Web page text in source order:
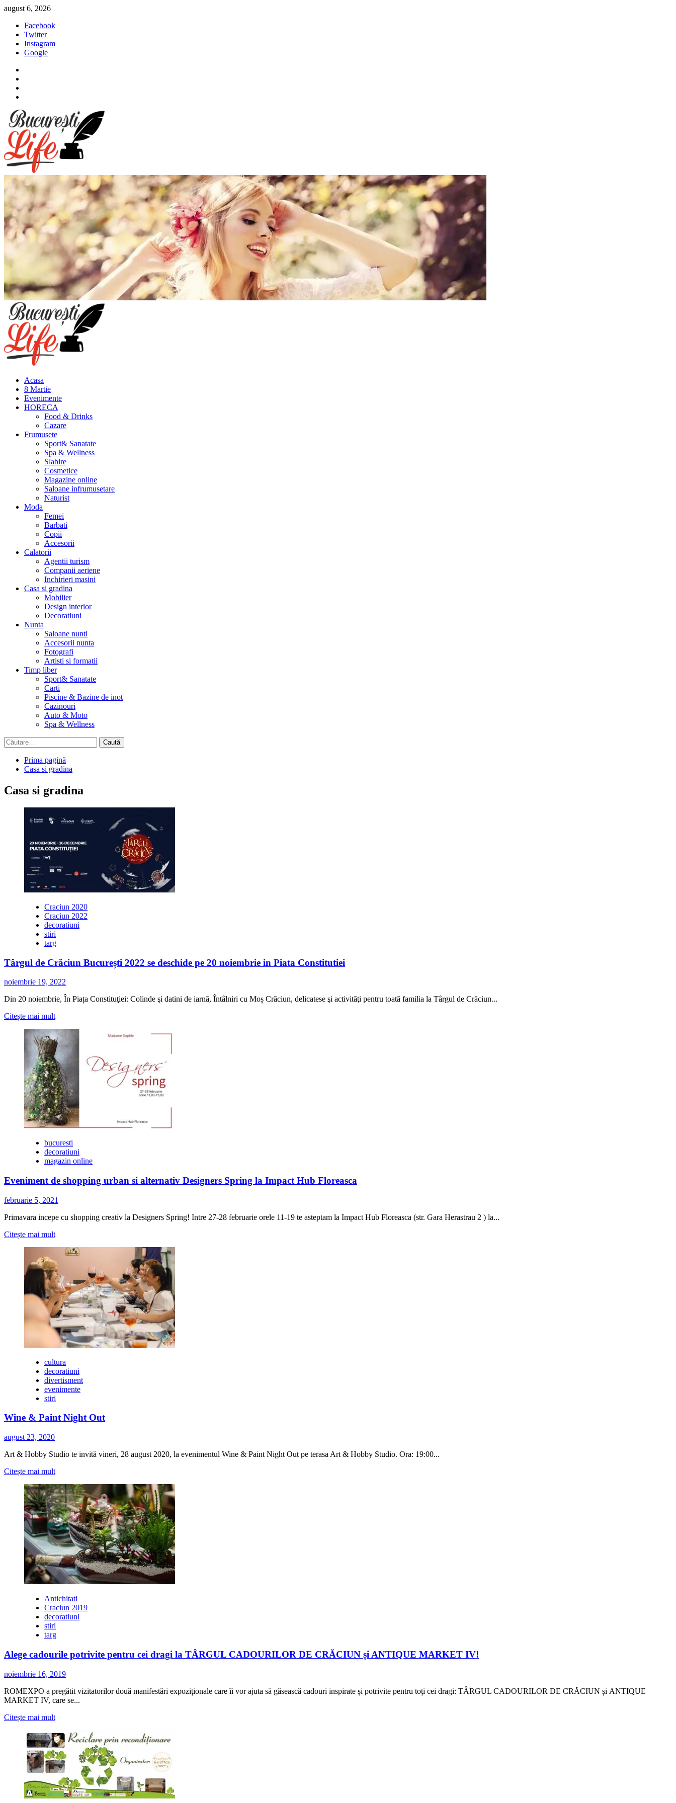
Sari
conținut
august 6, 2026
Facebook
Twitter
Instagram
Google
Meniu
principal
Acasa
8 Martie
Evenimente
HORECA
Food & Drinks
Cazare
Frumusete
Sport& Sanatate
Spa & Wellness
Slabire
Cosmetice
Magazine online
Saloane infrumusetare
Naturist
Moda
Femei
Barbati
Copii
Accesorii
Calatorii
Agentii turism
Companii aeriene
Inchirieri masini
Casa si gradina
Mobilier
Design interior
Decoratiuni
Nunta
Saloane nunti
Accesorii nunta
Fotografi
Artisti si formatii
Timp liber
Sport& Sanatate
Carti
Piscine & Bazine de inot
Cazinouri
Auto & Moto
Spa & Wellness
Caută
după:
Prima pagină
Casa si gradina
Casa si gradina
Craciun 2020
Craciun 2022
decoratiuni
stiri
targ
Târgul de Crăciun București 2022 se deschide pe 20 noiembrie in Piata Constitutiei
noiembrie 19, 2022
Din 20 noiembrie, În Piața Constituţiei: Colinde şi datini de iarnă, Întâlniri cu Moș Crăciun, delicatese şi activităţi pentru toată familia la Târgul de Crăciun...
Citește mai multCitește
multe
despre
Târgul
de
Crăciun
București
2022
se
deschide
pe
20
in
Piata
Constitutiei
bucuresti
decoratiuni
magazin online
Eveniment de shopping urban si alternativ Designers Spring la Impact Hub Floreasca
februarie 5, 2021
Primavara incepe cu shopping creativ la Designers Spring! Intre 27-28 februarie orele 11-19 te asteptam la Impact Hub Floreasca (str. Gara Herastrau 2 ) la...
Citește mai multCitește
multe
despre
Eveniment
de
shopping
urban
si
alternativ
Designers
Spring
la
Hub
Floreasca
cultura
decoratiuni
divertisment
evenimente
stiri
Wine & Paint Night Out
august 23, 2020
Art & Hobby Studio te invită vineri, 28 august 2020, la evenimentul Wine & Paint Night Out pe terasa Art & Hobby Studio. Ora: 19:00...
Citește mai multCitește
multe
despre
Wine
&
Paint
Night
Out
Antichitati
Craciun 2019
decoratiuni
stiri
targ
Alege cadourile potrivite pentru cei dragi la TÂRGUL CADOURILOR DE CRĂCIUN și ANTIQUE MARKET IV!
noiembrie 16, 2019
ROMEXPO a pregătit vizitatorilor două manifestări expoziționale care îi vor ajuta să găsească cadouri inspirate și potrivite pentru toți cei dragi: TÂRGUL CADOURILOR DE CRĂCIUN și ANTIQUE
MARKET IV, care se...
Citește mai multCitește
multe
despre
Alege
cadourile
potrivite
pentru
cei
dragi